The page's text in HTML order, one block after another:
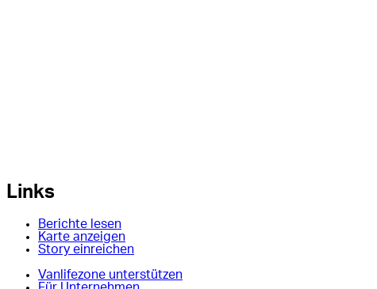
Links
Berichte lesen
Karte anzeigen
Story einreichen
Vanlifezone unterstützen